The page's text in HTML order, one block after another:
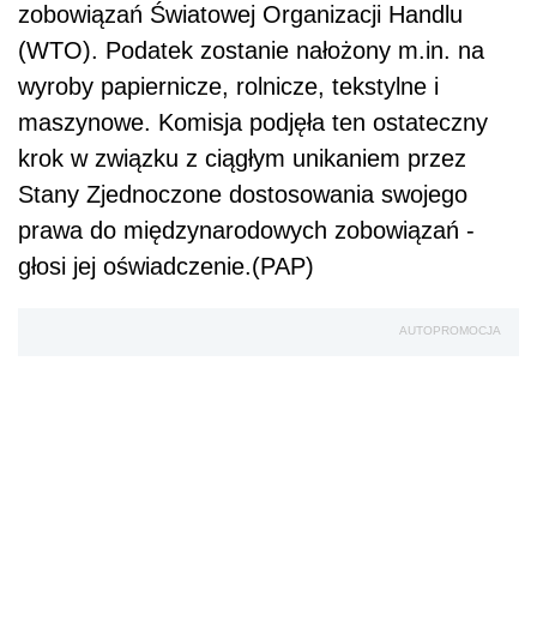
zobowiązań Światowej Organizacji Handlu
(WTO). Podatek zostanie nałożony m.in. na
wyroby papiernicze, rolnicze, tekstylne i
maszynowe. Komisja podjęła ten ostateczny
krok w związku z ciągłym unikaniem przez
Stany Zjednoczone dostosowania swojego
prawa do międzynarodowych zobowiązań -
głosi jej oświadczenie.(PAP)
AUTOPROMOCJA